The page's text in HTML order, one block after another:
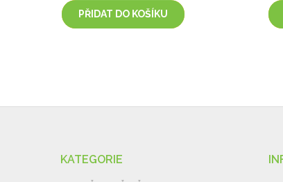
PŘIDAT DO KOŠÍKU
KATEGORIE